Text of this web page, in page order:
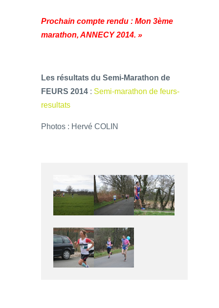
Prochain compte rendu : Mon 3ème
marathon, ANNECY 2014. »
Les résultats du Semi-Marathon de
FEURS 2014 : Semi-marathon de feurs-
resultats
Photos : Hervé COLIN